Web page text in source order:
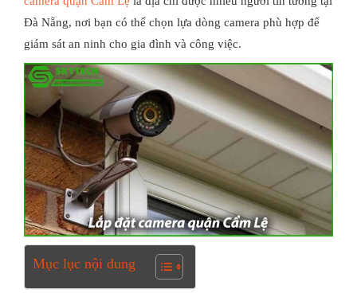
Đà Nẵng, nơi bạn có thể chọn lựa dòng camera phù hợp để
giám sát an ninh cho gia đình và công việc.
Mục lục nội dung